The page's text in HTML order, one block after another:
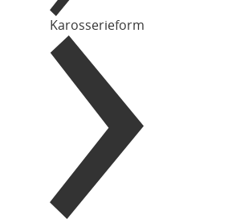
Karosserieform